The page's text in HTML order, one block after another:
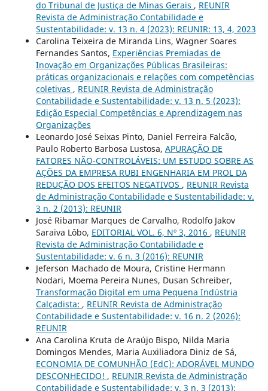
do Tribunal de Justiça de Minas Gerais , REUNIR
Revista de Administração Contabilidade e
Sustentabilidade: v. 13 n. 4 (2023): REUNIR: 13, 4, 2023
Carolina Teixeira de Miranda Lins, Wagner Soares
Fernandes Santos, Experiências Premiadas de
Inovação em Organizações Públicas Brasileiras:
práticas organizacionais e relações com competências
coletivas , REUNIR Revista de Administração
Contabilidade e Sustentabilidade: v. 13 n. 5 (2023):
Edição Especial Competências e Aprendizagem nas
Organizações
Leonardo José Seixas Pinto, Daniel Ferreira Falcão,
Paulo Roberto Barbosa Lustosa, APURAÇÃO DE
FATORES NÃO-CONTROLÁVEIS: UM ESTUDO SOBRE AS
AÇÕES DA EMPRESA RUBI ENGENHARIA EM PROL DA
REDUÇÃO DOS EFEITOS NEGATIVOS , REUNIR Revista
de Administração Contabilidade e Sustentabilidade: v.
3 n. 2 (2013): REUNIR
José Ribamar Marques de Carvalho, Rodolfo Jakov
Saraiva Lôbo, EDITORIAL VOL. 6, Nº 3, 2016 , REUNIR
Revista de Administração Contabilidade e
Sustentabilidade: v. 6 n. 3 (2016): REUNIR
Jeferson Machado de Moura, Cristine Hermann
Nodari, Moema Pereira Nunes, Dusan Schreiber,
Transformação Digital em uma Pequena Indústria
Calçadista: , REUNIR Revista de Administração
Contabilidade e Sustentabilidade: v. 16 n. 2 (2026):
REUNIR
Ana Carolina Kruta de Araújo Bispo, Nilda Maria
Domingos Mendes, Maria Auxiliadora Diniz de Sá,
ECONOMIA DE COMUNHÃO (EdC): ADORÁVEL MUNDO
DESCONHECIDO! , REUNIR Revista de Administração
Contabilidade e Sustentabilidade: v. 3 n. 3 (2013):